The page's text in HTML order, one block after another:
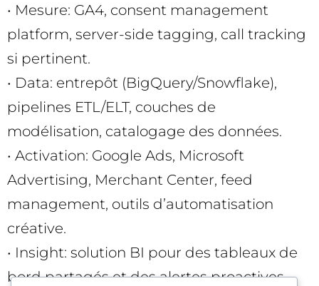
• Mesure: GA4, consent management
platform, server-side tagging, call tracking
si pertinent.
• Data: entrepôt (BigQuery/Snowflake),
pipelines ETL/ELT, couches de
modélisation, catalogage des données.
• Activation: Google Ads, Microsoft
Advertising, Merchant Center, feed
management, outils d’automatisation
créative.
• Insight: solution BI pour des tableaux de
bord partagés et des alertes proactives.